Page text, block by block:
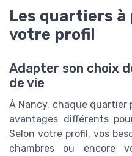
Les quartiers
votre profil
Adapter son choix
de vie
À Nancy, chaque quartier
avantages différents
Selon votre profil, vos
chambres ou encore